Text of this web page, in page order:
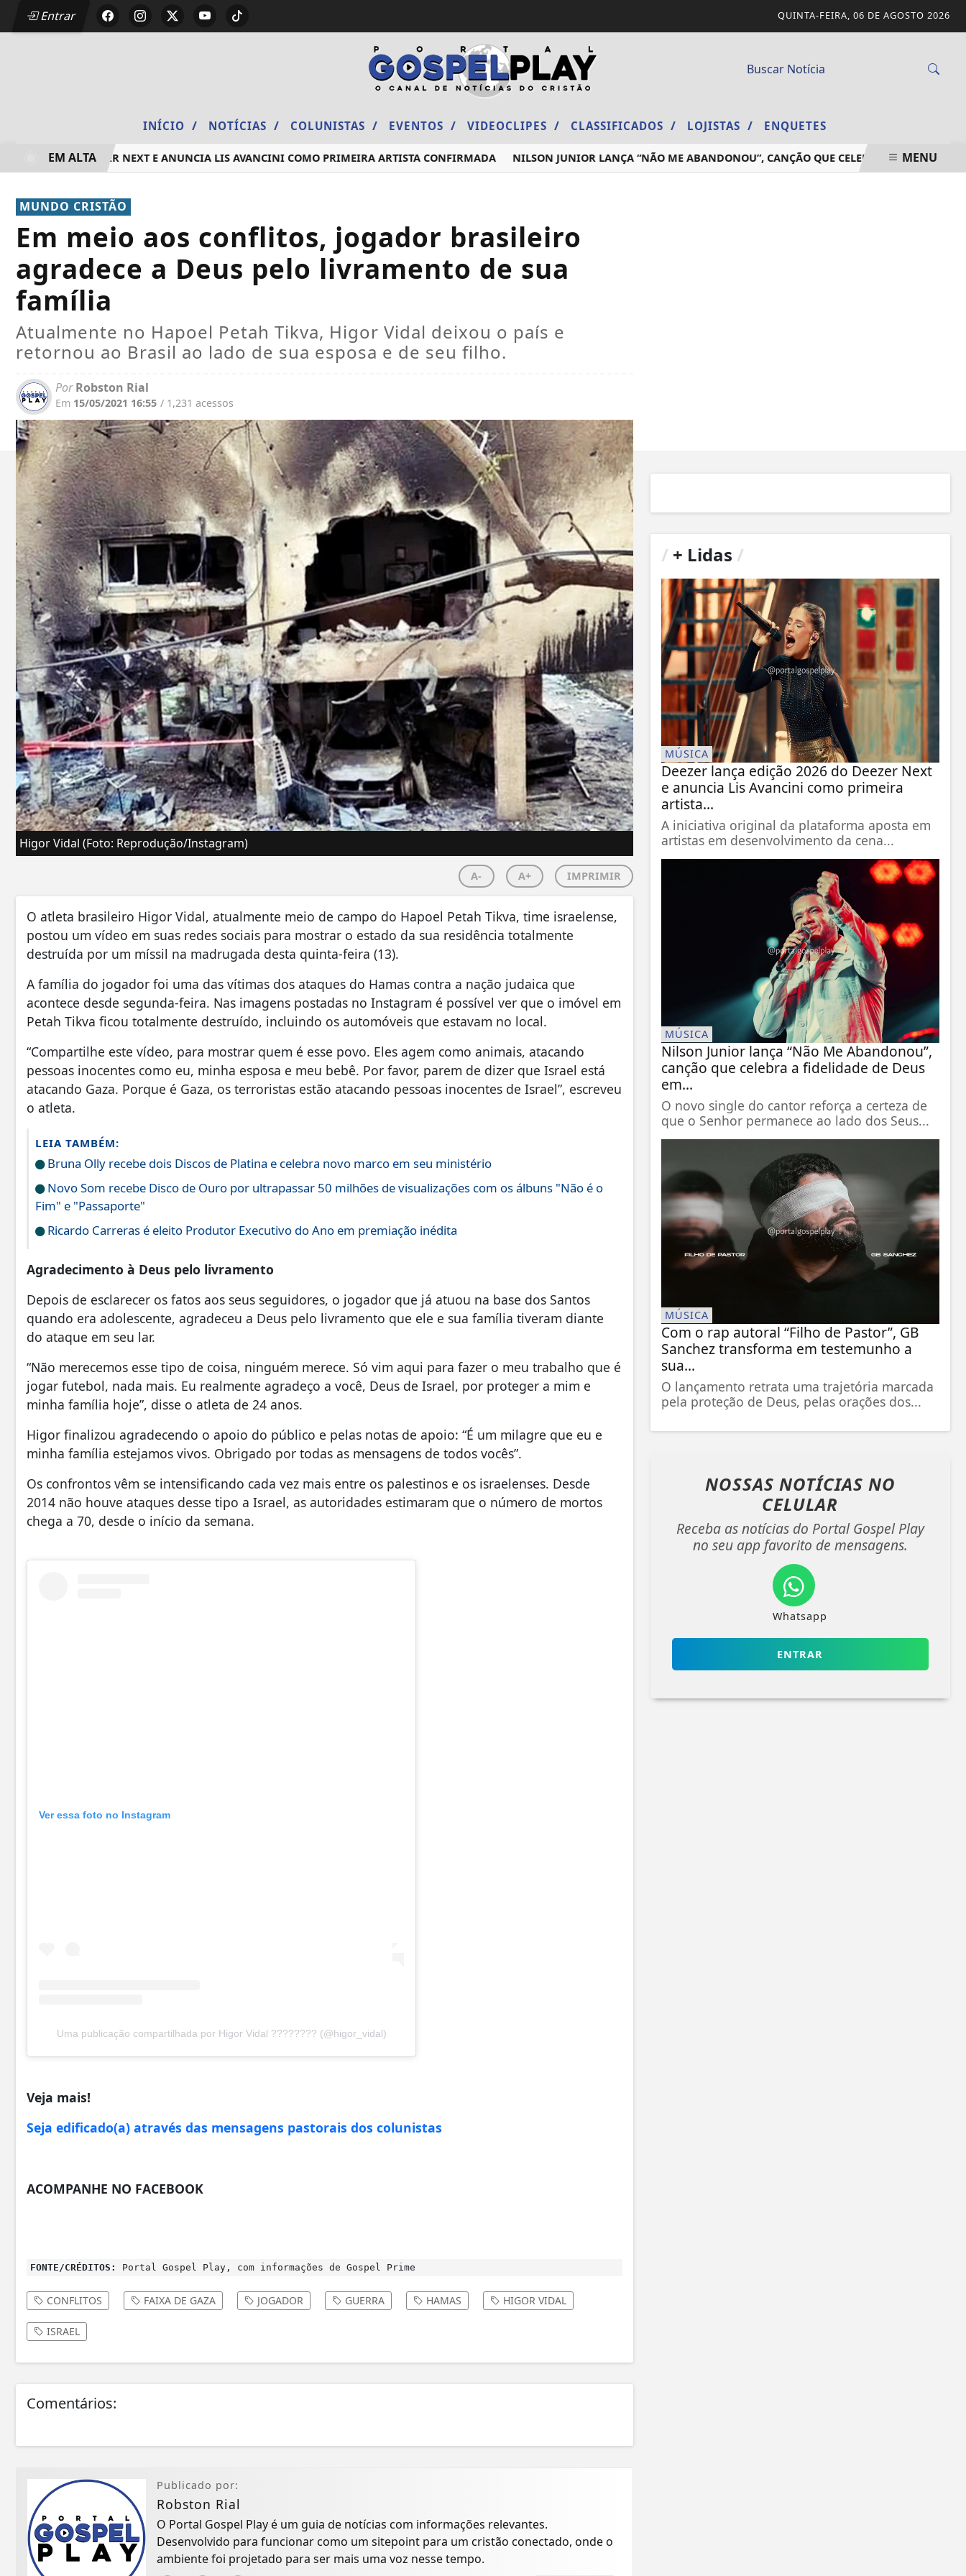
Entrar QUINTA-FEIRA, 06 DE AGOSTO 2026
INÍCIO / NOTÍCIAS / COLUNISTAS / EVENTOS / VIDEOCLIPES / CLASSIFICADOS / LOJISTAS / ENQUETES
2026 DO DEEZER NEXT E ANUNCIA LIS AVANCINI COMO PRIMEIRA ARTISTA CONFIRMADA NILSON JUNIOR LANÇA “NÃO ME ABANDONOU”, CANÇÃO QUE CELEBRA A FIDELIDADE DE
EM ALTA MENU
MUNDO CRISTÃO
Em meio aos conflitos, jogador brasileiro
agradece a Deus pelo livramento de sua
família
Atualmente no Hapoel Petah Tikva, Higor Vidal deixou o país e
retornou ao Brasil ao lado de sua esposa e de seu filho.
PorRobston Rial
Em 15/05/2021 16:55 / 1,231 acessos
Higor Vidal (Foto: Reprodução/Instagram)
A- A+ IMPRIMIR
O atleta brasileiro Higor Vidal, atualmente meio de campo do Hapoel Petah Tikva, time israelense,
postou um vídeo em suas redes sociais para mostrar o estado da sua residência totalmente
destruída por um míssil na madrugada desta quinta-feira (13).
A família do jogador foi uma das vítimas dos ataques do Hamas contra a nação judaica que
acontece desde segunda-feira. Nas imagens postadas no Instagram é possível ver que o imóvel em
Petah Tikva ficou totalmente destruído, incluindo os automóveis que estavam no local.
“Compartilhe este vídeo, para mostrar quem é esse povo. Eles agem como animais, atacando
pessoas inocentes como eu, minha esposa e meu bebê. Por favor, parem de dizer que Israel está
atacando Gaza. Porque é Gaza, os terroristas estão atacando pessoas inocentes de Israel”, escreveu
o atleta.
LEIA TAMBÉM:
Bruna Olly recebe dois Discos de Platina e celebra novo marco em seu ministério
Novo Som recebe Disco de Ouro por ultrapassar 50 milhões de visualizações com os álbuns "Não é o
Fim" e "Passaporte"
Ricardo Carreras é eleito Produtor Executivo do Ano em premiação inédita
Agradecimento à Deus pelo livramento
Depois de esclarecer os fatos aos seus seguidores, o jogador que já atuou na base dos Santos
quando era adolescente, agradeceu a Deus pelo livramento que ele e sua família tiveram diante
do ataque em seu lar.
“Não merecemos esse tipo de coisa, ninguém merece. Só vim aqui para fazer o meu trabalho que é
jogar futebol, nada mais. Eu realmente agradeço a você, Deus de Israel, por proteger a mim e
minha família hoje”, disse o atleta de 24 anos.
Higor finalizou agradecendo o apoio do público e pelas notas de apoio: “É um milagre que eu e
minha família estejamos vivos. Obrigado por todas as mensagens de todos vocês”.
Os confrontos vêm se intensificando cada vez mais entre os palestinos e os israelenses. Desde
2014 não houve ataques desse tipo a Israel, as autoridades estimaram que o número de mortos
chega a 70, desde o início da semana.
Ver essa foto no Instagram
Uma publicação compartilhada por Higor Vidal ???????? (@higor_vidal)
Veja mais!
Seja edificado(a) através das mensagens pastorais dos colunistas
ACOMPANHE NO FACEBOOK
FONTE/CRÉDITOS: Portal Gospel Play, com informações de Gospel Prime
CONFLITOS FAIXA DE GAZA JOGADOR GUERRA HAMAS HIGOR VIDAL
ISRAEL
Comentários:
Publicado por:
Robston Rial
O Portal Gospel Play é um guia de notícias com informações relevantes.
Desenvolvido para funcionar como um sitepoint para um cristão conectado, onde o
ambiente foi projetado para ser mais uma voz nesse tempo.
/ + Lidas /
MÚSICA
Deezer lança edição 2026 do Deezer Next
e anuncia Lis Avancini como primeira
artista...
A iniciativa original da plataforma aposta em
artistas em desenvolvimento da cena...
MÚSICA
Nilson Junior lança “Não Me Abandonou”,
canção que celebra a fidelidade de Deus
em...
O novo single do cantor reforça a certeza de
que o Senhor permanece ao lado dos Seus...
MÚSICA
Com o rap autoral “Filho de Pastor”, GB
Sanchez transforma em testemunho a
sua...
O lançamento retrata uma trajetória marcada
pela proteção de Deus, pelas orações dos...
NOSSAS NOTÍCIAS NO
CELULAR
Receba as notícias do Portal Gospel Play
no seu app favorito de mensagens.
Whatsapp
ENTRAR